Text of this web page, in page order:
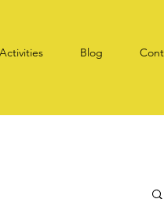
Activities Blog